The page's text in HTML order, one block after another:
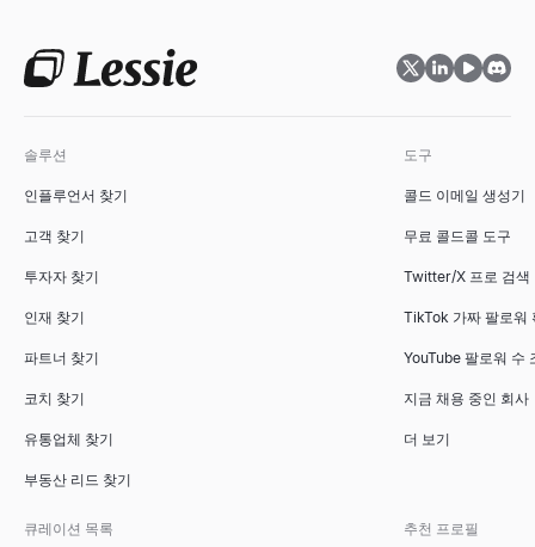
살펴보기
세일즈 덱 아웃라인 생성기
살펴보기
경쟁사 비교 도구
살펴보기→
솔루션
인플루언서 찾기
고객 찾기
투자자 찾기
인재 찾기
파트너 찾기
코치 찾기
유통업체 찾기
부동산 리드 찾기
도구
콜드 이메일 생성기
무료 콜드콜 도구
Twitter/X 프로 검색
TikTok 가짜 팔로워
YouTube 팔로워 수
지금 채용 중인 회사
더 보기
큐레이션 목록 추천 프로필